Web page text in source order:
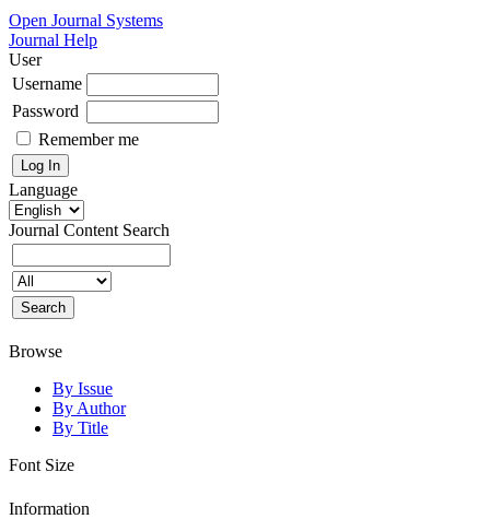
Open Journal Systems
Journal Help
User
Username
Password
Remember me
Language
Journal Content Search
Browse
By Issue
By Author
By Title
Font Size
Information